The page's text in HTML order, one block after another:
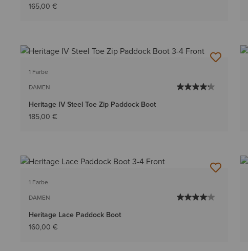
165,00 €
1 Farbe
DAMEN
Heritage IV Steel Toe Zip Paddock Boot
185,00 €
1 Farbe
DAMEN
Heritage Lace Paddock Boot
160,00 €